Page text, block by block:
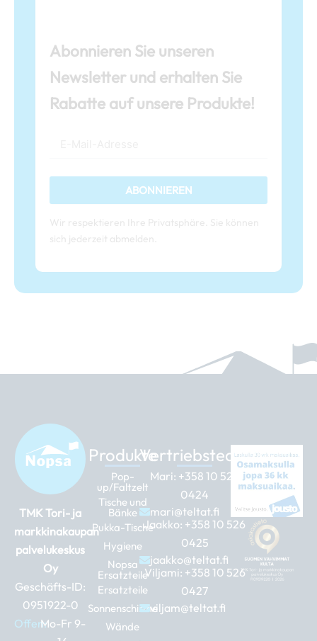
Abonnieren Sie unseren
Newsletter und erhalten Sie
Rabatte auf unsere Produkte!
ABONNIEREN
TMK Tori- ja
markkinakaupan
palvelukeskus
Oy
Geschäfts-ID:
0951922-0
Offen:Mo-Fr 9-
Produkte
Pop-
up/Faltzelt
Tische und
Bänke
Pukka-Tische
Hygiene
Nopsa
Ersatzteile
Ersatzteile
Sonnenschirme
Wände
Vertriebsteam
Mari: +358 10 526
0424
mari@teltat.fi
Jaakko: +358 10 526
0425
jaakko@teltat.fi
Viljami: +358 10 526
0427
viljam@teltat.fi